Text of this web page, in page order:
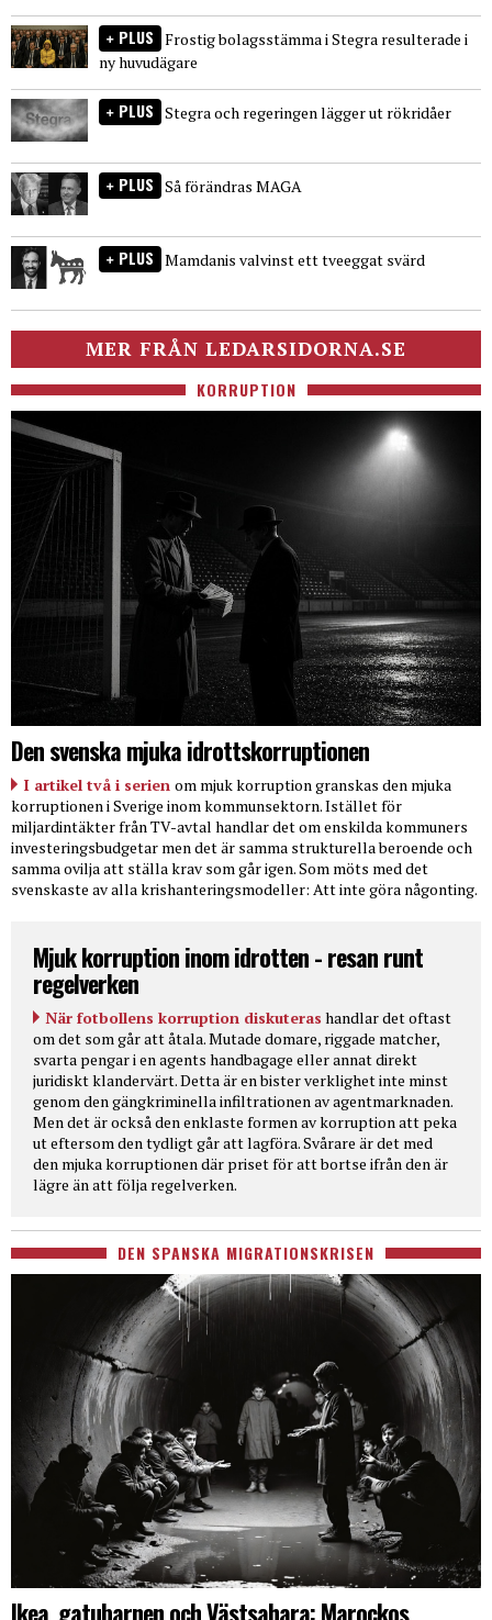
PLUS Frostig bolagsstämma i Stegra resulterade i
ny huvudägare
PLUS Stegra och regeringen lägger ut rökridåer
PLUS Så förändras MAGA
PLUS Mamdanis valvinst ett tveeggat svärd
MER FRÅN LEDARSIDORNA.SE
KORRUPTION
Den svenska mjuka idrottskorruptionen
I artikel två i serien om mjuk korruption granskas den mjuka
korruptionen i Sverige inom kommunsektorn. Istället för
miljardintäkter från TV-avtal handlar det om enskilda kommuners
investeringsbudgetar men det är samma strukturella beroende och
samma ovilja att ställa krav som går igen. Som möts med det
svenskaste av alla krishanteringsmodeller: Att inte göra någonting.
Mjuk korruption inom idrotten - resan runt
regelverken
När fotbollens korruption diskuteras handlar det oftast
om det som går att åtala. Mutade domare, riggade matcher,
svarta pengar i en agents handbagage eller annat direkt
juridiskt klandervärt. Detta är en bister verklighet inte minst
genom den gängkriminella infiltrationen av agentmarknaden.
Men det är också den enklaste formen av korruption att peka
ut eftersom den tydligt går att lagföra. Svårare är det med
den mjuka korruptionen där priset för att bortse ifrån den är
lägre än att följa regelverken.
DEN SPANSKA MIGRATIONSKRISEN
Ikea, gatubarnen och Västsahara: Marockos